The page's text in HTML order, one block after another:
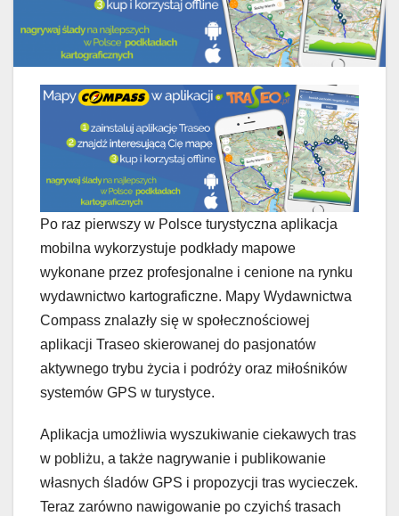
Po raz pierwszy w Polsce turystyczna aplikacja
mobilna wykorzystuje podkłady mapowe
wykonane przez profesjonalne i cenione na rynku
wydawnictwo kartograficzne. Mapy Wydawnictwa
Compass znalazły się w społecznościowej
aplikacji Traseo skierowanej do pasjonatów
aktywnego trybu życia i podróży oraz miłośników
systemów GPS w turystyce.
Aplikacja umożliwia wyszukiwanie ciekawych tras
w pobliżu, a także nagrywanie i publikowanie
własnych śladów GPS i propozycji tras wycieczek.
Teraz zarówno nawigowanie po czyichś trasach